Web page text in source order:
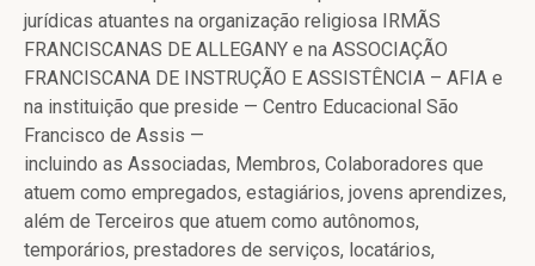
jurídicas atuantes na organização religiosa IRMÃS
FRANCISCANAS DE ALLEGANY e na ASSOCIAÇÃO
FRANCISCANA DE INSTRUÇÃO E ASSISTÊNCIA – AFIA e
na instituição que preside — Centro Educacional São
Francisco de Assis —
incluindo as Associadas, Membros, Colaboradores que
atuem como empregados, estagiários, jovens aprendizes,
além de Terceiros que atuem como autônomos,
temporários, prestadores de serviços, locatários,